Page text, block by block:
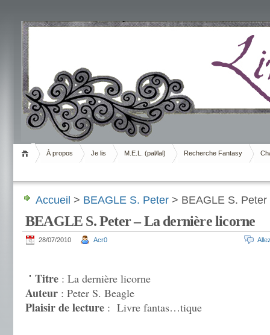
Livrement
À propos Je lis M.E.L. (pal/lal) Recherche Fantasy
Accueil > BEAGLE S. Peter > BEAGLE S.
BEAGLE S. Peter – La dernière licorne
28/07/2010 Acr0
Titre : La dernière licorne
Auteur : Peter S. Beagle
Plaisir de lecture : Livre fantas…tique